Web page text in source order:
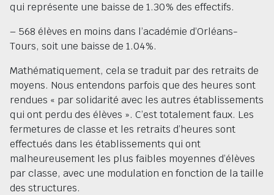
qui représente une baisse de 1.30% des effectifs.
– 568 élèves en moins dans l’académie d’Orléans-
Tours, soit une baisse de 1.04%.
Mathématiquement, cela se traduit par des retraits de
moyens. Nous entendons parfois que des heures sont
rendues « par solidarité avec les autres établissements
qui ont perdu des élèves ». C’est totalement faux. Les
fermetures de classe et les retraits d’heures sont
effectués dans les établissements qui ont
malheureusement les plus faibles moyennes d’élèves
par classe, avec une modulation en fonction de la taille
des structures.